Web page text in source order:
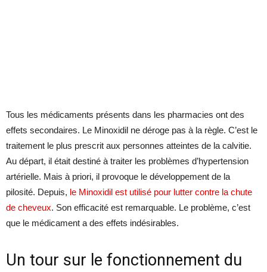
Tous les médicaments présents dans les pharmacies ont des
effets secondaires. Le Minoxidil ne déroge pas à la règle. C’est le
traitement le plus prescrit aux personnes atteintes de la calvitie.
Au départ, il était destiné à traiter les problèmes d’hypertension
artérielle. Mais à priori, il provoque le développement de la
pilosité. Depuis, le Minoxidil est utilisé pour lutter contre la chute
de cheveux. Son efficacité est remarquable. Le problème, c’est
que le médicament a des effets indésirables.
Un tour sur le fonctionnement du